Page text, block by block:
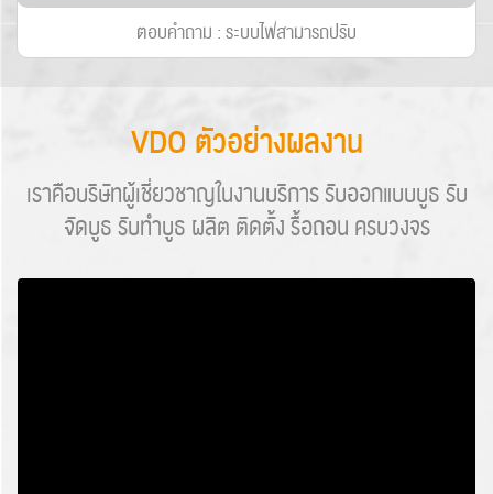
ตอบคำถาม : ระบบไฟสามารถปรับ
VDO ตัวอย่างผลงาน
เราคือบริษัทผู้เชี่ยวชาญในงานบริการ รับออกแบบบูธ รับ
จัดบูธ รับทำบูธ ผลิต ติดตั้ง รื้อถอน ครบวงจร